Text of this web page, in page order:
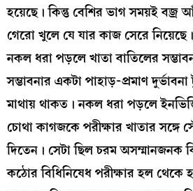
হয়েছে। কিন্তু বেশির ভাগ সময়ই বজ্র
গেরো খুলে যে যার কাজ সেরে
নকল ধরা পড়লে খাতা বাতিলের
সম্ভাবনার একটা পাহাড়-প্রমাণ
মাথায় থাকত। নকল ধরা পড়লে
চোথা কাগজকে পরীক্ষার খাতার সঙ্গে
দিতেন। সেটা ছিল চরম অসম্মানজনক
কঠোর বিধিনিষেধ পরীক্ষার হল